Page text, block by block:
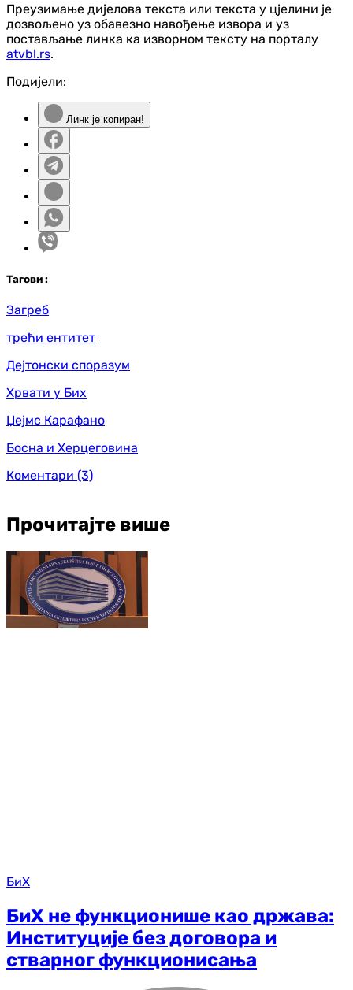
Преузимање дијелова текста или текста у цјелини је
дозвољено уз обавезно навођење извора и уз
постављање линка ка изворном тексту на порталу
atvbl.rs.
Подијели:
Линк је копиран!
Тагови :
Загреб
трећи ентитет
Дејтонски споразум
Хрвати у Бих
Џејмс Карафано
Босна и Херцеговина
Коментари (3)
Прочитајте више
БиХ
БиХ не функционише као држава:
Институције без договора и
стварног функционисања